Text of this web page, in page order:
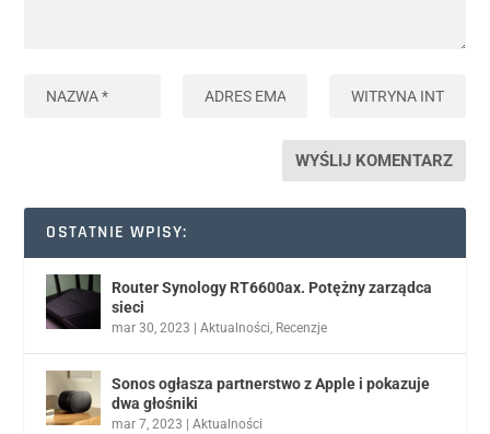
OSTATNIE WPISY:
Router Synology RT6600ax. Potężny zarządca
sieci
mar 30, 2023 |Aktualności, Recenzje
Sonos ogłasza partnerstwo z Apple i pokazuje
dwa głośniki
mar 7, 2023 |Aktualności